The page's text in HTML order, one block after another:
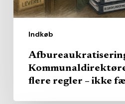
Indkøb
færre
flere regler – ikke